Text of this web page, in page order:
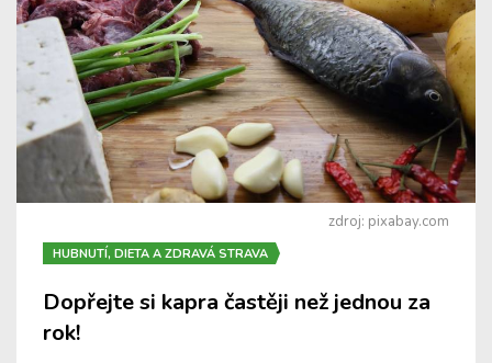
zdroj: pixabay.com
HUBNUTÍ, DIETA A ZDRAVÁ STRAVA
Dopřejte si kapra častěji než jednou za
rok!